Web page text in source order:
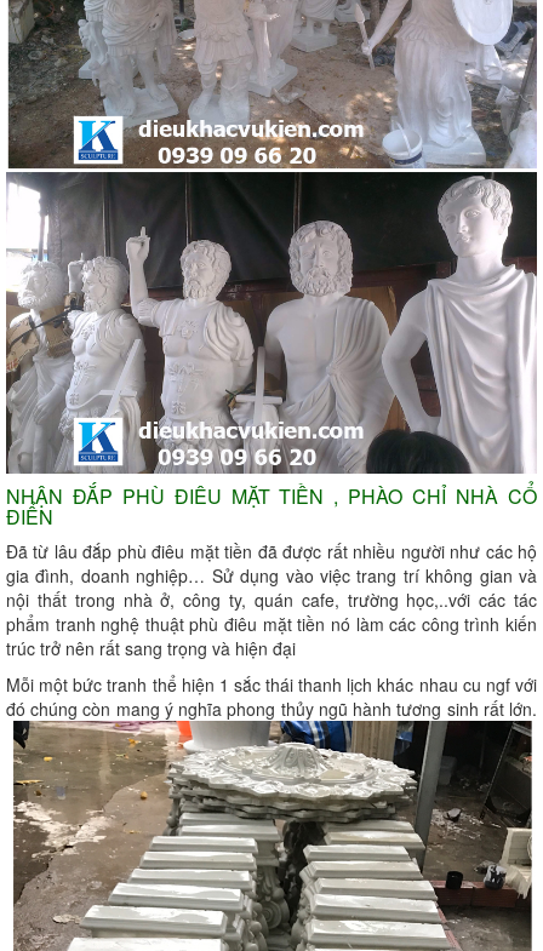
NHẬN ĐẮP PHÙ ĐIÊU MẶT TIỀN , PHÀO CHỈ NHÀ CỔ
ĐIỂN
Đã từ lâu đắp phù điêu mặt tiền đã được rất nhiều người như các hộ
gia đình, doanh nghiệp… Sử dụng vào việc trang trí không gian và
nội thất trong nhà ở, công ty, quán cafe, trường học,..với các tác
phẩm tranh nghệ thuật phù điêu mặt tiền nó làm các công trình kiến
trúc trở nên rất sang trọng và hiện đại
Mỗi một bức tranh thể hiện 1 sắc thái thanh lịch khác nhau cu ngf với
đó chúng còn mang ý nghĩa phong thủy ngũ hành tương sinh rất lớn.